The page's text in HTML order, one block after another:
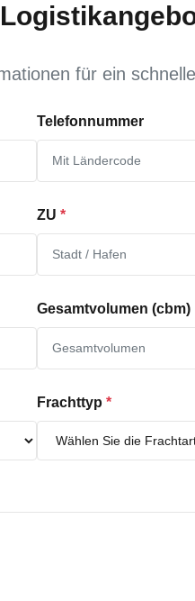
für ein
Telefonnummer
ZU *
Gesamtvolumen (cbm)
Frachttyp *